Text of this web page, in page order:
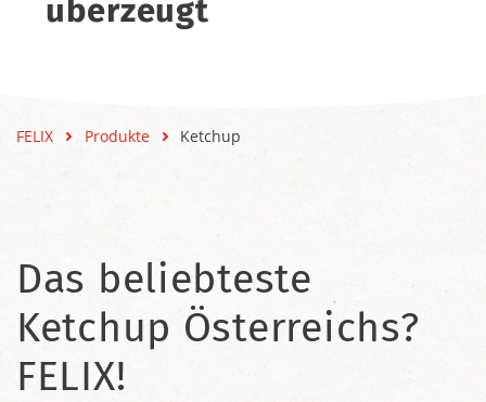
überzeugt
FELIX Produkte Ketchup
Das beliebteste
Ketchup Österreichs?
FELIX!